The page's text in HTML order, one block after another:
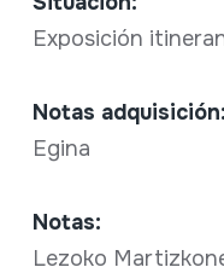
Exposición
Notas adquisición:
Egina
Notas:
Lezoko